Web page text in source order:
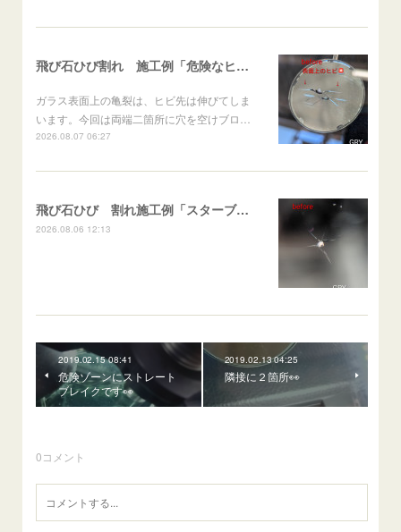
飛び石ひび割れ 施工例「危険なヒビ🚨⚠️表面上亀裂」ジムニー
ガラス表面上の亀裂は、ヒビ先は伸びてしま
います。今回は両端二箇所に穴を空けブロ…
2026.08.07 06:27
飛び石ひび 割れ施工例「スターブレイク系」 フリード
2026.08.06 12:13
2019.02.15 08:41
危険ゾーンにストレート
ブレイクです👀
2019.02.13 04:25
隣接に２箇所👀
0コメント